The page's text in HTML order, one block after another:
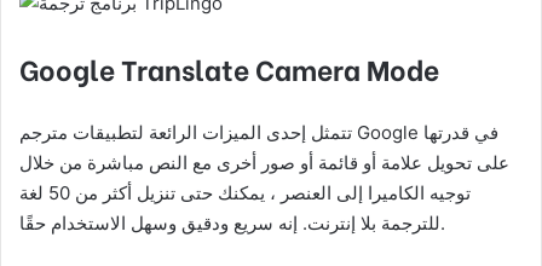
Google Translate Camera Mode
تتمثل إحدى الميزات الرائعة لتطبيقات مترجم Google في قدرتها
على تحويل علامة أو قائمة أو صور أخرى مع النص مباشرة من خلال
توجيه الكاميرا إلى العنصر ، يمكنك حتى تنزيل أكثر من 50 لغة
للترجمة بلا إنترنت. إنه سريع ودقيق وسهل الاستخدام حقًا.